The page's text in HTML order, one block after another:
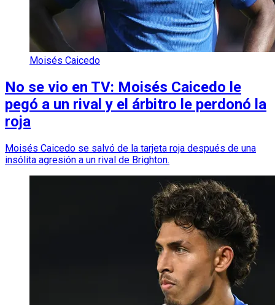
Moisés Caicedo
No se vio en TV: Moisés Caicedo le
pegó a un rival y el árbitro le perdonó la
roja
Moisés Caicedo se salvó de la tarjeta roja después de una
insólita agresión a un rival de Brighton.